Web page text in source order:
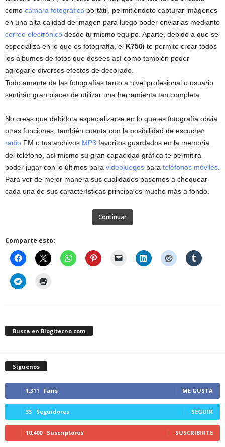
como cámara fotográfica portátil, permitiéndote capturar imágenes
en una alta calidad de imagen para luego poder enviarlas mediante
correo electrónico desde tu mismo equipo. Aparte, debido a que se
especializa en lo que es fotografía, el K750i te permite crear todos
los álbumes de fotos que desees así como también poder
agregarle diversos efectos de decorado.
Todo amante de las fotografías tanto a nivel profesional o usuario
sentirán gran placer de utilizar una herramienta tan completa.
No creas que debido a especializarse en lo que es fotografía obvia
otras funciones, también cuenta con la posibilidad de escuchar
radio FM o tus archivos MP3 favoritos guardados en la memoria
del teléfono, así mismo su gran capacidad gráfica te permitirá
poder jugar con lo últimos para videojuegos para teléfonos móviles
Para ver de mejor manera sus cualidades pasemos a chequear
cada una de sus características principales mucho más a fondo.
Continuar
Comparte esto:
Busca en Blogitecno.com
Síguenos
1,311 Fans ME GUSTA
33 Seguidores SEGUIR
10,400 Suscriptores SUSCRIBIRTE